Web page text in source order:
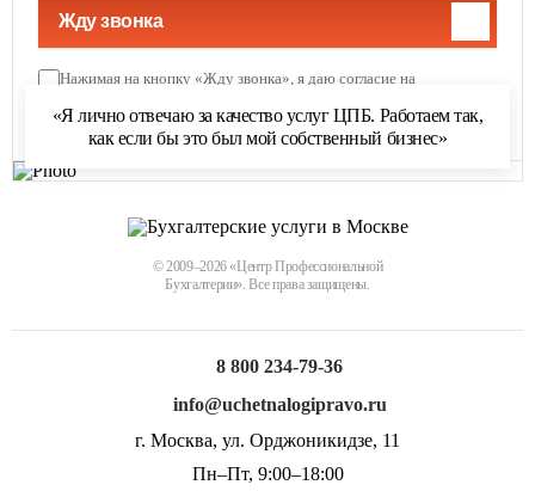
Жду звонка
Нажимая на кнопку «Жду звонка», я даю согласие на
политикой обработки персональных данных
«Я лично отвечаю за качество услуг ЦПБ. Работаем так,
как если бы это был мой собственный бизнес»
© 2009–2026 «Центр Профессиональной
Бухгалтерии». Все права защищены.
8 800 234-79-36
info@uchetnalogipravo.ru
г. Москва, ул. Орджоникидзе, 11
Пн–Пт, 9:00–18:00